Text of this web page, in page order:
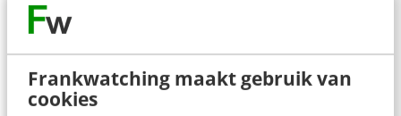
Frankwatching maakt gebruik van
cookies